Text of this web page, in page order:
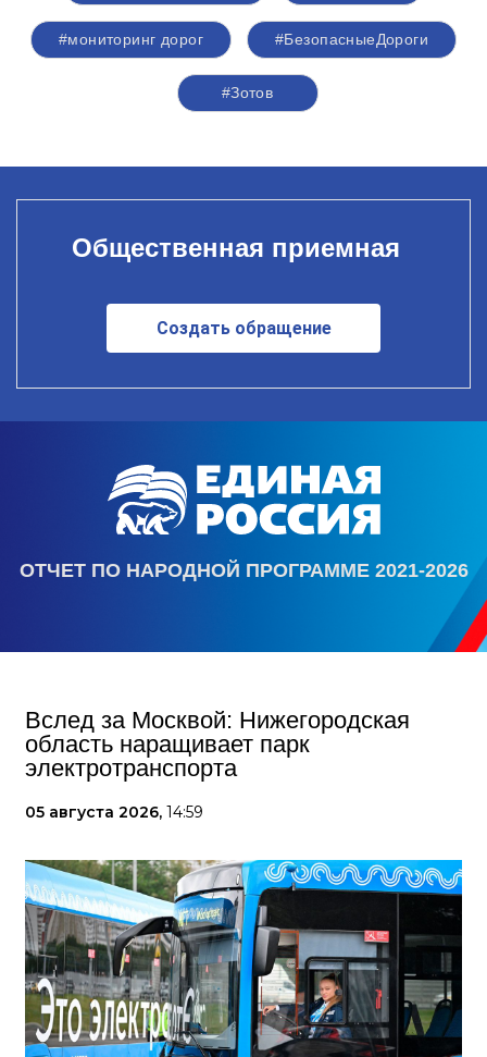
#мониторинг дорог #БезопасныеДороги
#Зотов
Общественная приемная
Создать обращение
ОТЧЕТ ПО НАРОДНОЙ ПРОГРАММЕ 2021-2026
Вслед за Москвой: Нижегородская
область наращивает парк
электротранспорта
05 августа 2026, 14:59